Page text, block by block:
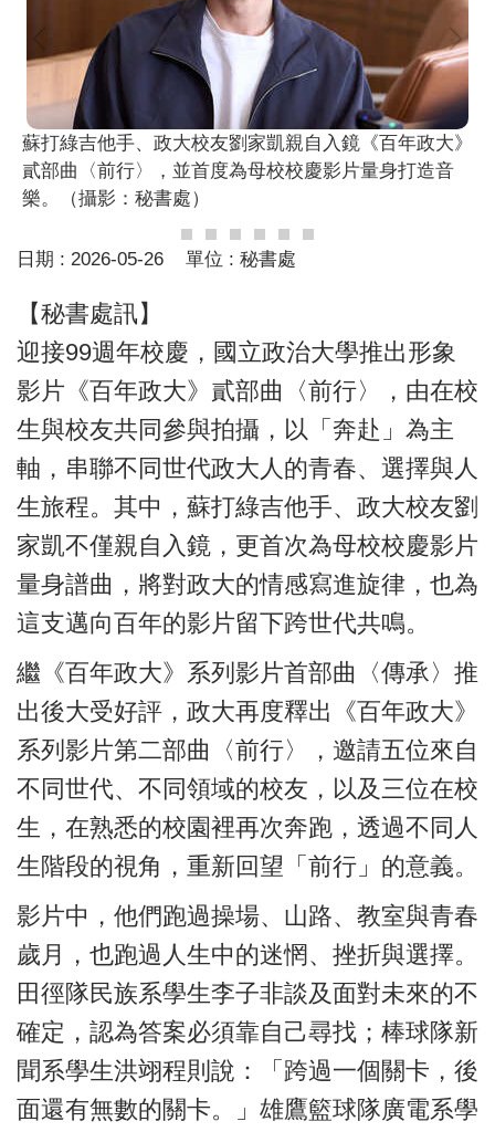
蘇打綠吉他手、政大校友劉家凱親自入鏡《百年政大》
貳部曲〈前行〉，並首度為母校校慶影片量身打造音
樂。（攝影：秘書處）
日期 : 2026-05-26 單位 : 秘書處
【秘書處訊】
迎接99週年校慶，國立政治大學推出形象
影片《百年政大》貳部曲〈前行〉，由在校
生與校友共同參與拍攝，以「奔赴」為主
軸，串聯不同世代政大人的青春、選擇與人
生旅程。其中，蘇打綠吉他手、政大校友劉
家凱不僅親自入鏡，更首次為母校校慶影片
量身譜曲，將對政大的情感寫進旋律，也為
這支邁向百年的影片留下跨世代共鳴。
繼《百年政大》系列影片首部曲〈傳承〉推
出後大受好評，政大再度釋出《百年政大》
系列影片第二部曲〈前行〉，邀請五位來自
不同世代、不同領域的校友，以及三位在校
生，在熟悉的校園裡再次奔跑，透過不同人
生階段的視角，重新回望「前行」的意義。
影片中，他們跑過操場、山路、教室與青春
歲月，也跑過人生中的迷惘、挫折與選擇。
田徑隊民族系學生李子非談及面對未來的不
確定，認為答案必須靠自己尋找；棒球隊新
聞系學生洪翊程則說：「跨過一個關卡，後
面還有無數的關卡。」雄鷹籃球隊廣電系學